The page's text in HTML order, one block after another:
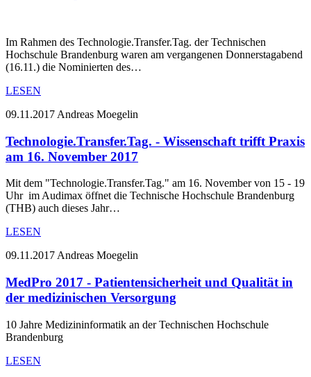
Im Rahmen des Technologie.Transfer.Tag. der Technischen
Hochschule Brandenburg waren am vergangenen Donnerstagabend
(16.11.) die Nominierten des…
LESEN
09.11.2017 Andreas Moegelin
Technologie.Transfer.Tag. - Wissenschaft trifft Praxis
am 16. November 2017
Mit dem "Technologie.Transfer.Tag." am 16. November von 15 - 19
Uhr im Audimax öffnet die Technische Hochschule Brandenburg
(THB) auch dieses Jahr…
LESEN
09.11.2017 Andreas Moegelin
MedPro 2017 - Patientensicherheit und Qualität in
der medizinischen Versorgung
10 Jahre Medizininformatik an der Technischen Hochschule
Brandenburg
LESEN